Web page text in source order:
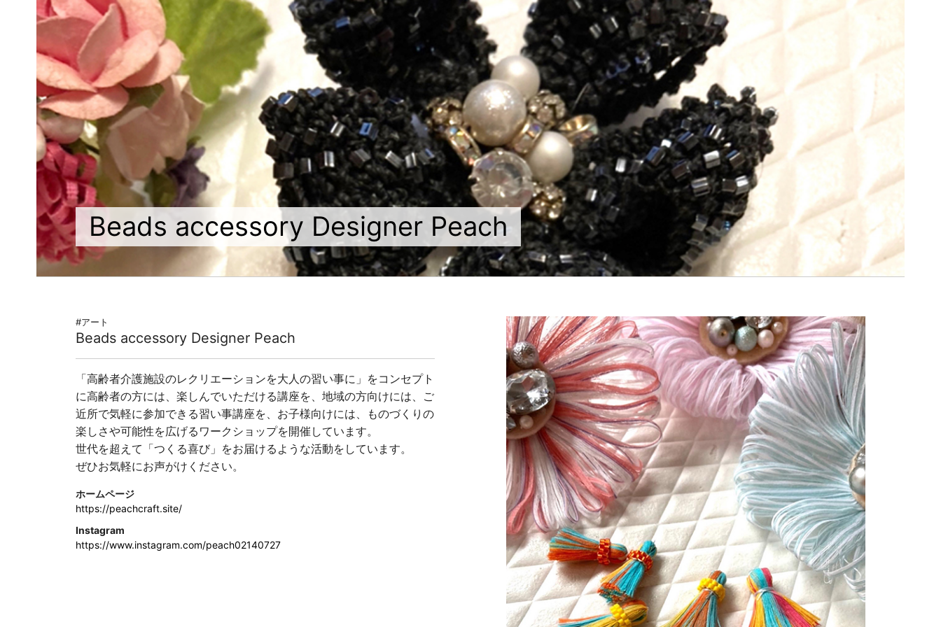
Beads accessory Designer Peach
#アート
Beads accessory Designer Peach
「高齢者介護施設のレクリエーションを大人の習い事に」をコンセプト
に高齢者の方には、楽しんでいただける講座を、地域の方向けには、ご
近所で気軽に参加できる習い事講座を、お子様向けには、ものづくりの
楽しさや可能性を広げるワークショップを開催しています。
世代を超えて「つくる喜び」をお届けるような活動をしています。
ぜひお気軽にお声がけください。
ホームページ
https://peachcraft.site/
Instagram
https://www.instagram.com/peach02140727